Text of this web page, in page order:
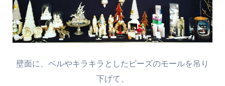
壁面に、ベルやキラキラとしたビーズのモールを吊り
下げて、